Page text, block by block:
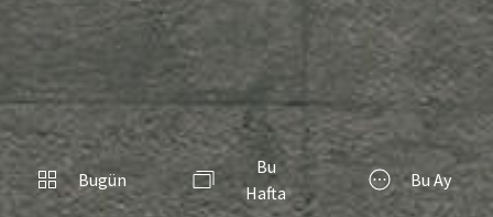
Bugün
Bu
Hafta
Bu Ay